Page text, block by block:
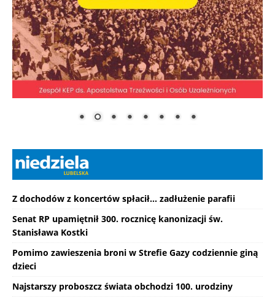
Z dochodów z koncertów spłacił... zadłużenie parafii
Senat RP upamiętnił 300. rocznicę kanonizacji św.
Stanisława Kostki
Pomimo zawieszenia broni w Strefie Gazy codziennie giną
dzieci
Najstarszy proboszcz świata obchodzi 100. urodziny